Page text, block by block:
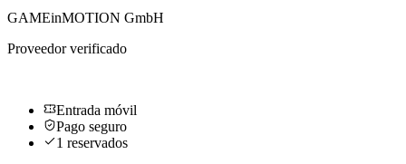
GAMEinMOTION GmbH
Proveedor verificado
Entrada móvil
Pago seguro
1 reservados